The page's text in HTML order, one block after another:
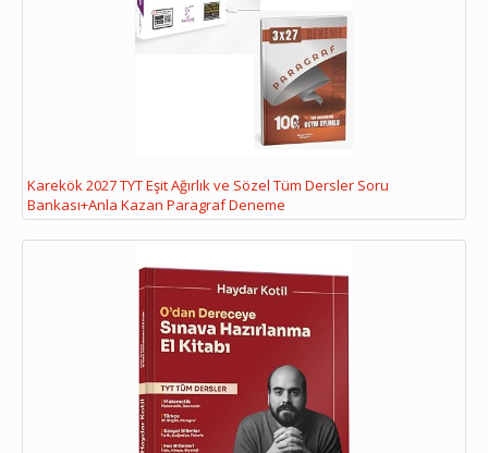
Karekök 2027 TYT Eşit Ağırlık ve Sözel Tüm Dersler Soru
Bankası+Anla Kazan Paragraf Deneme